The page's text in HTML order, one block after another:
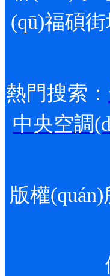
(qū)福碩
熱門搜索：
中央空調
版權(quán)